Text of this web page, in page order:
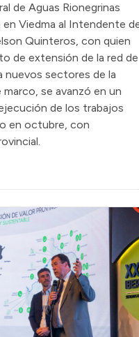
de Aguas Rionegrinas
en Viedma al Intendente
Quinteros, con quien
de extensión de la red de
nuevos sectores de la
se avanzó en un
de los trabajos
en octubre, con